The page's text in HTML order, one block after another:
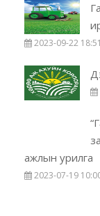
2023-09-22 18:51
ажлын урилга
2023-07-19